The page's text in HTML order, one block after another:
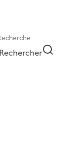
Rechercher